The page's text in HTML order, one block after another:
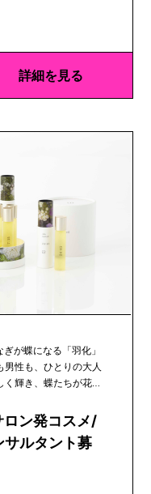
詳細を見る
が蝶になる「羽化」
男性も、ひとりの大人
輝き、蝶たちが花か
ロン発コスメ/
ルタント募